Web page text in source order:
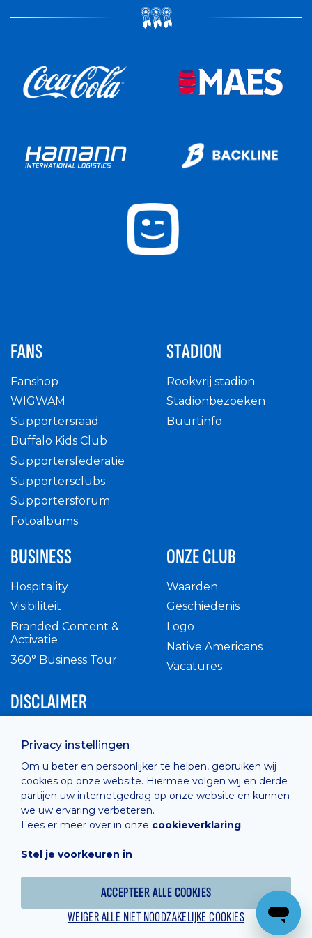
Privacy instellingen
Om u beter en persoonlijker te helpen, gebruiken wij
cookies op onze website. Hiermee volgen wij en derde
partijen uw internetgedrag op onze website en kunnen
we uw ervaring verbeteren.
Lees er meer over in onze cookieverklaring.
Stel je voorkeuren in
ACCEPTEER ALLE COOKIES
WEIGER ALLE NIET NOODZAKELIJKE COOKIES
FANS
Fanshop
WIGWAM
Supportersraad
Buffalo Kids Club
Supportersfederatie
Supportersclubs
Supportersforum
Fotoalbums
STADION
Rookvrij stadion
Stadionbezoeken
Buurtinfo
BUSINESS
Hospitality
Visibiliteit
Branded Content &
Activatie
360° Business Tour
ONZE CLUB
Waarden
Geschiedenis
Logo
Native Americans
Vacatures
DISCLAIMER
Privacy Policy
Cashless
verkoopsvoorwaarden
Cookie Policy
Hosted by Combell
Powered online by